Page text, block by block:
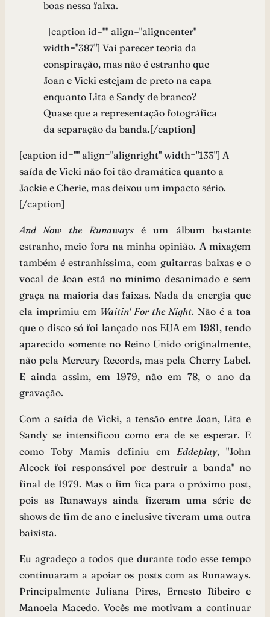
boas nessa faixa.
[caption id="" align="aligncenter"
width="387"] Vai parecer teoria da
conspiração, mas não é estranho que
Joan e Vicki estejam de preto na capa
enquanto Lita e Sandy de branco?
Quase que a representação fotográfica
da separação da banda.[/caption]
[caption id="" align="alignright" width="133"] A
saída de Vicki não foi tão dramática quanto a
Jackie e Cherie, mas deixou um impacto sério.
[/caption]
And Now the Runawaysé um álbum bastante
estranho, meio fora na minha opinião. A mixagem
também é estranhíssima, com guitarras baixas e o
vocal de Joan está no mínimo desanimado e sem
graça na maioria das faixas. Nada da energia que
ela imprimiu em Waitin' For the Night. Não é a toa
que o disco só foi lançado nos EUA em 1981, tendo
aparecido somente no Reino Unido originalmente,
não pela Mercury Records, mas pela Cherry Label.
E ainda assim, em 1979, não em 78, o ano da
gravação.
Com a saída de Vicki, a tensão entre Joan, Lita e
Sandy se intensificou como era de se esperar. E
como Toby Mamis definiu em Eddeplay, "John
Alcock foi responsável por destruir a banda" no
final de 1979. Mas o fim fica para o próximo post,
pois as Runaways ainda fizeram uma série de
shows de fim de ano e inclusive tiveram uma outra
baixista.
Eu agradeço a todos que durante todo esse tempo
continuaram a apoiar os posts com as Runaways.
Principalmente Juliana Pires, Ernesto Ribeiro e
Manoela Macedo. Vocês me motivam a continuar